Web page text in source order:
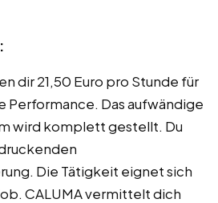
dir 21,50 Euro pro Stunde für
Performance. Das aufwändige
wird komplett gestellt. Du
Die Tätigkeit eignet sich
CALUMA vermittelt dich